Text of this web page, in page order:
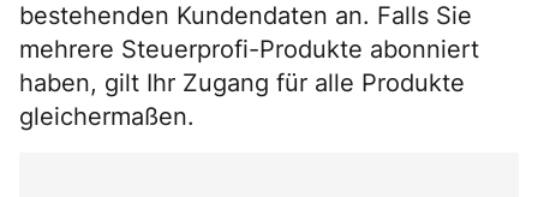
bestehenden Kundendaten an. Falls Sie
mehrere Steuerprofi-Produkte abonniert
haben, gilt Ihr Zugang für alle Produkte
gleichermaßen.